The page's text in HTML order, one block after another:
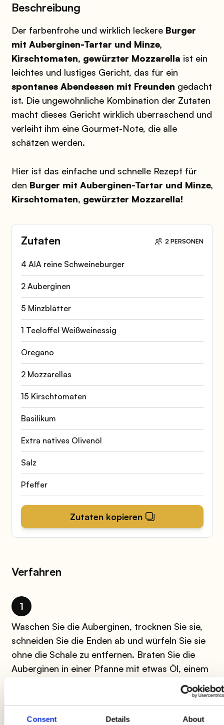
Consent Details About
Zutaten 2 PERSONEN
4 AIA reine Schweineburger
2 Auberginen
5 Minzblätter
1 Teelöffel Weißweinessig
Oregano
2 Mozzarellas
15 Kirschtomaten
Basilikum
Extra natives Olivenöl
Salz
Pfeffer
Zutaten kopieren
Beschreibung
Der farbenfrohe und wirklich leckere Burger
mit Auberginen-Tartar und Minze,
Kirschtomaten, gewürzter Mozzarella ist ein
leichtes und lustiges Gericht, das für ein
spontanes Abendessen mit Freunden gedacht
ist. Die ungewöhnliche Kombination der Zutaten
macht dieses Gericht wirklich überraschend und
verleiht ihm eine Gourmet-Note, die alle
schätzen werden.
Hier ist das einfache und schnelle Rezept für
den Burger mit Auberginen-Tartar und Minze,
Kirschtomaten, gewürzter Mozzarella!
Verfahren
1
Waschen Sie die Auberginen, trocknen Sie sie,
schneiden Sie die Enden ab und würfeln Sie sie
ohne die Schale zu entfernen. Braten Sie die
Auberginen in einer Pfanne mit etwas Öl, einem
Spritzer Essig, Salz, Pfeffer und Minze an.
Schneiden Sie den Mozzarella in Würfel und